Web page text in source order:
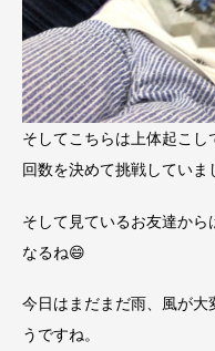
そしてこちらは上体起こ
回数を決めて挑戦していま
そして見ているお友達か
なるね😄
今日はまだまだ雨、風が大
うですね。